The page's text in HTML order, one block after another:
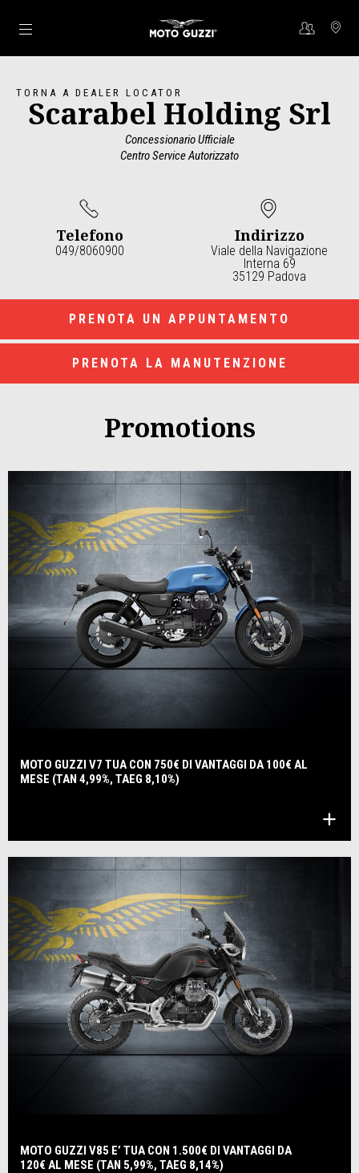
Vai al contenuto principale
TORNA A DEALER LOCATOR
Scarabel Holding Srl
Concessionario Ufficiale
Centro Service Autorizzato
Telefono
049/8060900
Indirizzo
Viale della Navigazione
Interna 69
35129 Padova
of
PRENOTA UN APPUNTAMENTO
PRENOTA LA MANUTENZIONE
Promotions
MOTO GUZZI V7 TUA CON 750€ DI VANTAGGI DA 100€ AL
MESE (TAN 4,99%, TAEG 8,10%)
MOTO GUZZI V85 E’ TUA CON 1.500€ DI VANTAGGI DA
120€ AL MESE (TAN 5,99%, TAEG 8,14%)